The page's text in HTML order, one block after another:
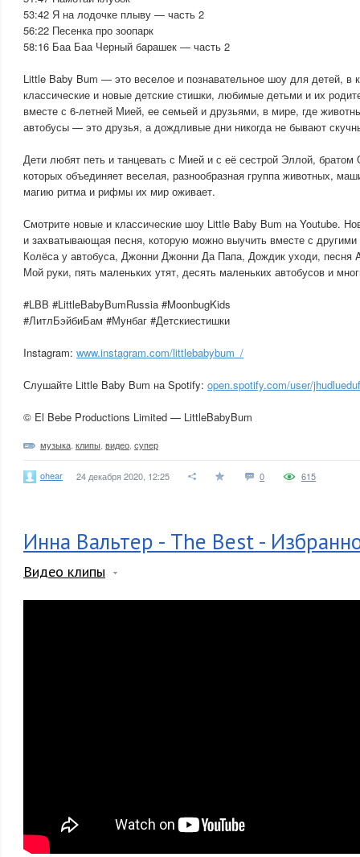
53:42 Я на лодочке плыву — часть 2
56:22 Песенка про зоопарк
58:16 Баа Баа Черный барашек — часть 2
Little Baby Bum — это веселое и познавательное шоу для детей, в
классические и новые детские стишки, любимые детьми и их
вместе с 6-летней Мией, ее семьей и друзьями, в мире, где
автобусы — это друзья, а дождливые дни никогда не бывают
Дети любят петь и танцевать с Мией и с её сестрой Эллой,
которых объединяет веселая, разнообразная группа животных,
магию ритма и рифмы их мир оживает.
Смотрите новые и классические шоу Little Baby Bum на Youtube.
и захватывающая песня, которую можно выучить вместе с
Колёса у автобуса, Джонни Джонни Да Папа, Дождик уходи, песня
Мой руки, пять маленьких утят, десять маленьких автобусов и
#LBB #LittleBabyBumRussia #MoonbugKids
#ЛитлБэйбиБам #Мунбаг #Детскиестишки
Instagram: www.instagram.com/littlebabybum_/
Слушайте Little Baby Bum на Spotify: open.spotify.com/user/
© El Bebe Productions Limited — LittleBabyBum
музыка клипы видео супер
ohear 24 декабря 2020, 12:25 0 615
Инна Вальтер - The Best -
Видео клипы